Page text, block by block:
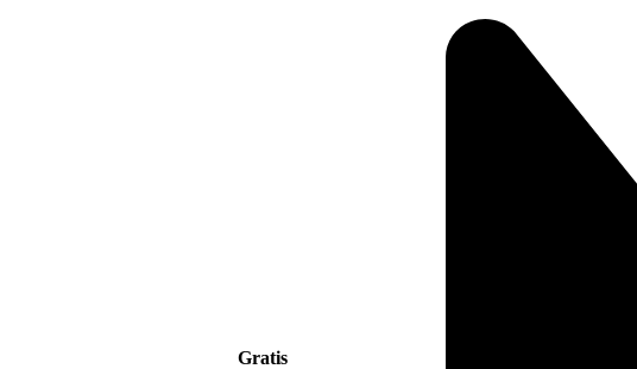
Gratis